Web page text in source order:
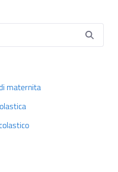
maternita